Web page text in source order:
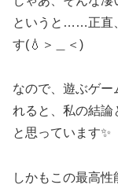
というと……正直
す(💧＞＿＜)
なので、遊ぶゲー
れると、私の結論
と思っています✨
しかもこの最高